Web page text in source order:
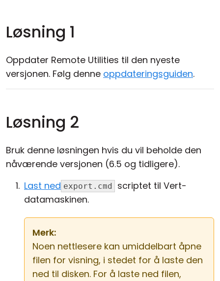
Løsning 1
Oppdater Remote Utilities til den nyeste
versjonen. Følg denne oppdateringsguiden.
Løsning 2
Bruk denne løsningen hvis du vil beholde den
nåværende versjonen (6.5 og tidligere).
Last ned export.cmd
scriptet til Vert-
datamaskinen.
Merk:
Noen nettlesere kan umiddelbart åpne
filen for visning, i stedet for å laste den
ned til disken. For å laste ned filen,